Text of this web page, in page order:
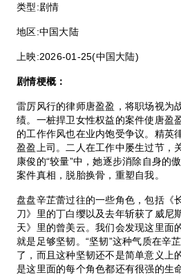
类型:剧情
地区:中国大陆
上映:2026-01-25(中国大陆)
剧情梗概：
雷厉风行的律师唐盈盈，将职场视为
绩。一桩捍卫女性权益的案件使唐盈
的工作作风也在业内饱受争议。精英
盈盈上司。二人在工作中屡生过节，
康俊的“较量”中，她逐步消除自身的
案件真相，脱胎换骨，重塑自我。
盘盘辛芷蕾过往的一些角色，包括《
刀》里的丁白缨以及去年斩获了威尼
天》里的曾美云。我们会发现这里面
就是足够坚韧。“坚韧”这种气质在辛
了，而且这种坚韧还不是简单意义上
是这里面的每个角色都还有很强的生